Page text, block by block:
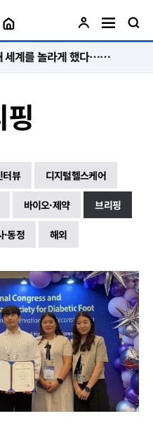
동네의원에서 시작해 세계를 놀라게 했다…관악구 50년 병원의 기적
터뷰 디지털헬스케어
바이오·제약 브리핑
·동정 해외